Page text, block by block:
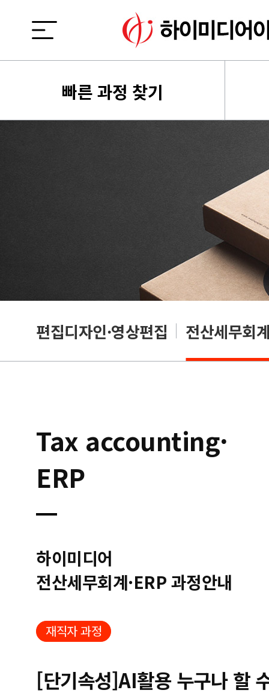
빠른 과정 찾기
편집디자인·영상편집 전산세무회
Tax accounting·
ERP
하이미디어
전산세무회계·ERP 과정안내
재직자 과정
[단기속성]AI활용 누구나 할